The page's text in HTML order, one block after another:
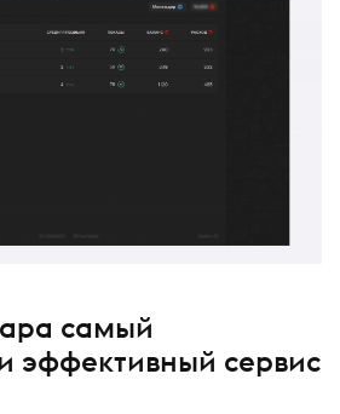
самый
эффективный сервис